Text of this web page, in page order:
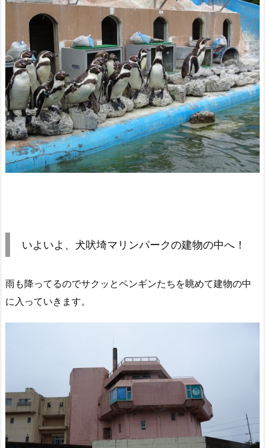
いよいよ、犬吠埼マリンパークの建物の中へ！
雨も降ってるのでサクッとペンギンたちを眺めて建物の中
に入っていきます。